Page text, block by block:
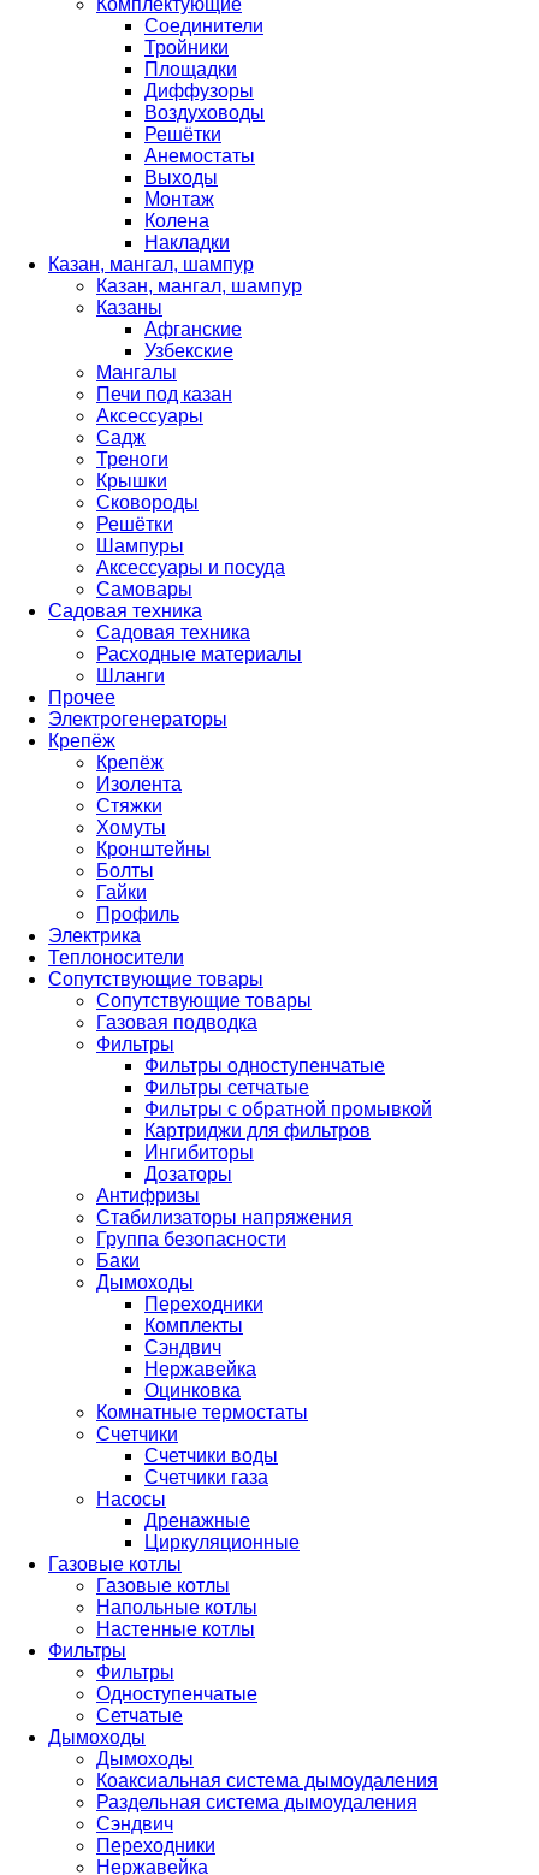
Комплектующие
Соединители
Тройники
Площадки
Диффузоры
Воздуховоды
Решётки
Анемостаты
Выходы
Монтаж
Колена
Накладки
Казан, мангал, шампур
Казан, мангал, шампур
Казаны
Афганские
Узбекские
Мангалы
Печи под казан
Аксессуары
Садж
Треноги
Крышки
Сковороды
Решётки
Шампуры
Аксессуары и посуда
Самовары
Садовая техника
Садовая техника
Расходные материалы
Шланги
Прочее
Электрогенераторы
Крепёж
Крепёж
Изолента
Стяжки
Хомуты
Кронштейны
Болты
Гайки
Профиль
Электрика
Теплоносители
Сопутствующие товары
Сопутствующие товары
Газовая подводка
Фильтры
Фильтры одноступенчатые
Фильтры сетчатые
Фильтры с обратной промывкой
Картриджи для фильтров
Ингибиторы
Дозаторы
Антифризы
Стабилизаторы напряжения
Группа безопасности
Баки
Дымоходы
Переходники
Комплекты
Сэндвич
Нержавейка
Оцинковка
Комнатные термостаты
Счетчики
Счетчики воды
Счетчики газа
Насосы
Дренажные
Циркуляционные
Газовые котлы
Газовые котлы
Напольные котлы
Настенные котлы
Фильтры
Фильтры
Одноступенчатые
Сетчатые
Дымоходы
Дымоходы
Коаксиальная система дымоудаления
Раздельная система дымоудаления
Сэндвич
Переходники
Нержавейка